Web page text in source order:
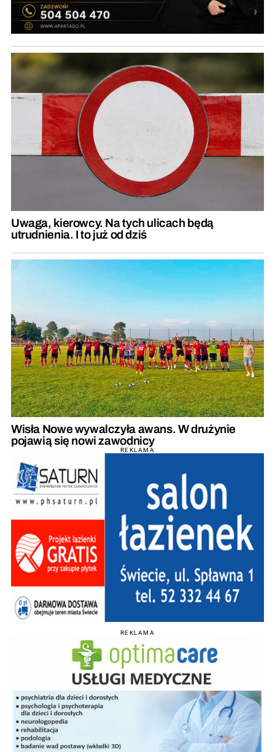
Uwaga, kierowcy. Na tych ulicach będą
utrudnienia. I to już od dziś
Wisła Nowe wywalczyła awans. W drużynie
pojawią się nowi zawodnicy
REKLAMA
REKLAMA